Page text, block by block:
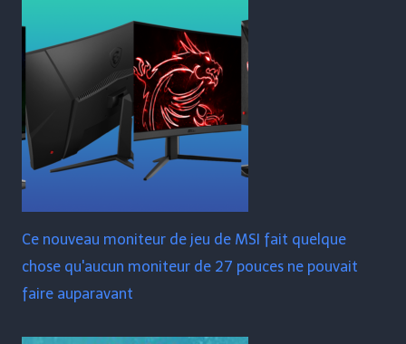
Ce nouveau moniteur de jeu de MSI fait quelque
chose qu'aucun moniteur de 27 pouces ne pouvait
faire auparavant